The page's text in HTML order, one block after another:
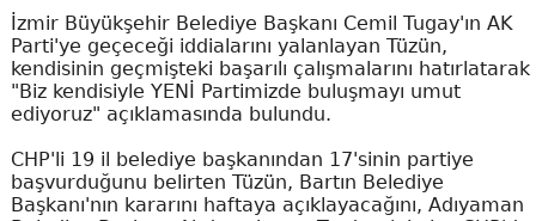
İzmir Büyükşehir Belediye Başkanı Cemil Tugay'ın AK
Parti'ye geçeceği iddialarını yalanlayan Tüzün,
kendisinin geçmişteki başarılı çalışmalarını hatırlatarak
"Biz kendisiyle YENİ Partimizde buluşmayı umut
ediyoruz" açıklamasında bulundu.
CHP'li 19 il belediye başkanından 17'sinin partiye
başvurduğunu belirten Tüzün, Bartın Belediye
Başkanı'nın kararını haftaya açıklayacağını, Adıyaman